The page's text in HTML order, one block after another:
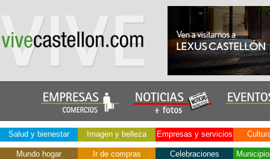
Salud y bienestar Imagen y belleza Empresas y servicios
Mundo hogar Ir de compras Celebraciones